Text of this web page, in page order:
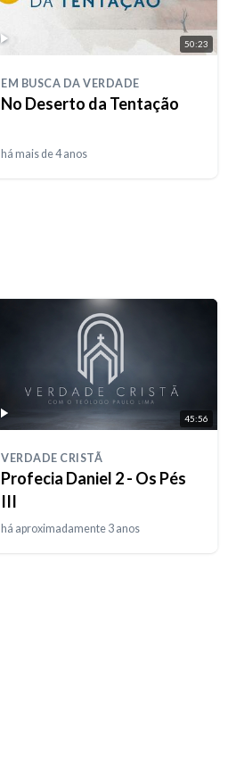
50:23
EM BUSCA DA VERDADE
No Deserto da Tentação
há mais de 4 anos
45:56
VERDADE CRISTÃ
Profecia Daniel 2 - Os Pés
III
há aproximadamente 3 anos